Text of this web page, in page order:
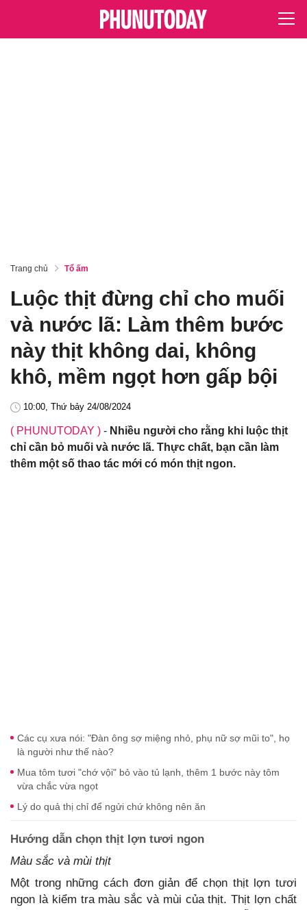
Trang chủ Tổ ấm
Luộc thịt đừng chỉ cho muối
và nước lã: Làm thêm bước
này thịt không dai, không
khô, mềm ngọt hơn gấp bội
10:00, Thứ bảy 24/08/2024
( PHUNUTODAY ) - Nhiều người cho rằng khi luộc thịt
chỉ cần bỏ muối và nước lã. Thực chất, bạn cần làm
thêm một số thao tác mới có món thịt ngon.
Các cụ xưa nói: "Đàn ông sợ miệng nhỏ, phụ nữ sợ mũi to", họ
là người như thế nào?
Mua tôm tươi "chớ vội" bỏ vào tủ lạnh, thêm 1 bước này tôm
vừa chắc vừa ngọt
Lý do quả thị chỉ để ngửi chứ không nên ăn
Hướng dẫn chọn thịt lợn tươi ngon
Màu sắc và mùi thịt
Một trong những cách đơn giản để chọn thịt lợn tươi
ngon là kiểm tra màu sắc và mùi của thịt. Thịt lợn chất